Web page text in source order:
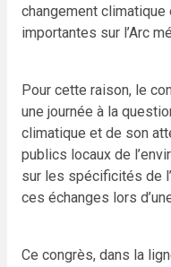
changement
importantes sur l’Arc
Pour cette raison, le
une journée à la
climatique et de son
publics locaux de
sur les spécificités de
ces échanges lors
Ce congrès, dans la